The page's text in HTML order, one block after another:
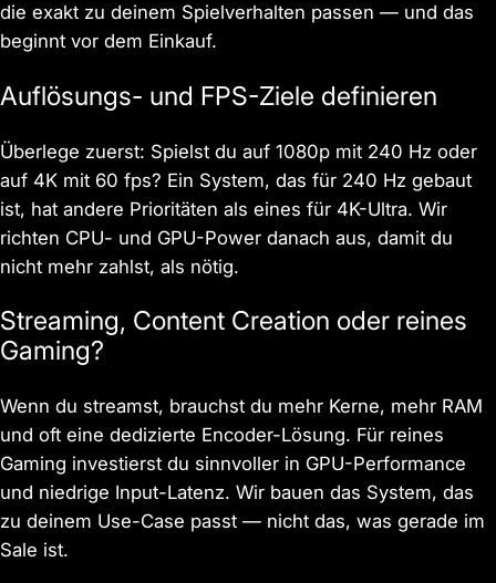
die exakt zu deinem Spielverhalten passen — und das
beginnt vor dem Einkauf.
Auflösungs- und FPS-Ziele definieren
Überlege zuerst: Spielst du auf 1080p mit 240 Hz oder
auf 4K mit 60 fps? Ein System, das für 240 Hz gebaut
ist, hat andere Prioritäten als eines für 4K-Ultra. Wir
richten CPU- und GPU-Power danach aus, damit du
nicht mehr zahlst, als nötig.
Streaming, Content Creation oder reines
Gaming?
Wenn du streamst, brauchst du mehr Kerne, mehr RAM
und oft eine dedizierte Encoder-Lösung. Für reines
Gaming investierst du sinnvoller in GPU-Performance
und niedrige Input-Latenz. Wir bauen das System, das
zu deinem Use-Case passt — nicht das, was gerade im
Sale ist.